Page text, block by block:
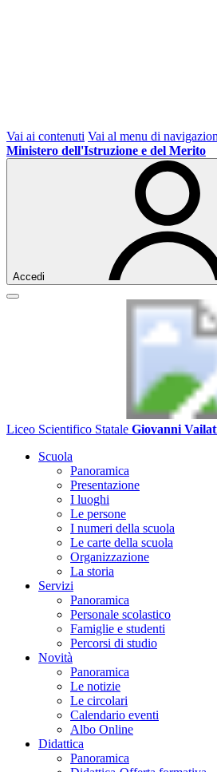
Vai ai contenuti Vai al menu di
Ministero dell'Istruzione e del Merito
Accedi
Liceo Scientifico Statale Giovanni
Scuola
Panoramica
Presentazione
I luoghi
Le persone
I numeri della scuola
Le carte della scuola
Organizzazione
La storia
Servizi
Panoramica
Personale scolastico
Famiglie e studenti
Percorsi di studio
Novità
Panoramica
Le notizie
Le circolari
Calendario eventi
Albo Online
Didattica
Panoramica